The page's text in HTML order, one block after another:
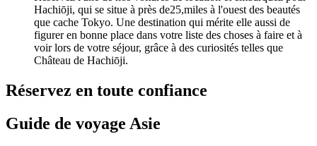
Hachiōji, qui se situe à près de25,miles à l'ouest des beautés
que cache Tokyo. Une destination qui mérite elle aussi de
figurer en bonne place dans votre liste des choses à faire et à
voir lors de votre séjour, grâce à des curiosités telles que
Château de Hachiōji.
Réservez en toute confiance
Guide de voyage Asie